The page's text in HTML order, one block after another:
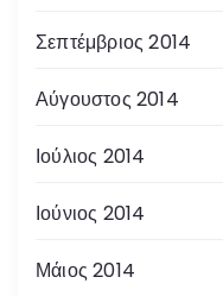
Σεπτέμβριος 2014
Αύγουστος 2014
Ιούλιος 2014
Ιούνιος 2014
Μάιος 2014